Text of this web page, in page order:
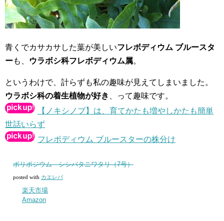
青くでカサカサした葉が美しいフレボディウム ブルースタ
ーも、 ウラボシ科フレボディウム属。
というわけで、計らずも私の趣味が見えてしまいました。
ウラボシ科の着生植物が好き
、って趣味です。
【ノキシノブ】は、育てかたも増やしかたも簡単
世話いらず
フレボディウム ブルースターの株分け
ポリポジウム シシバタニワタリ（7号）
posted with カエレバ
楽天市場
Amazon